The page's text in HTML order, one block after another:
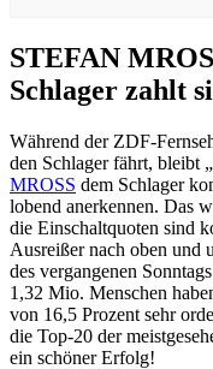
STEFAN
Schlager zahlt
Während der ZDF-
den Schlager fährt, bleibt
MROSS dem Schlager
lobend anerkennen. Das
die Einschaltquoten sind
Ausreißer nach oben und
des vergangenen
1,32 Mio. Menschen
von 16,5 Prozent sehr
die Top-20 der
ein schöner Erfolg!